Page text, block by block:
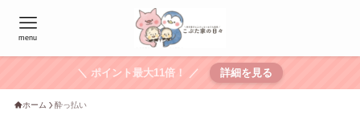
menu
＼ ポイント最大11倍！ ／ 詳細を見る
ホーム 酔っ払い